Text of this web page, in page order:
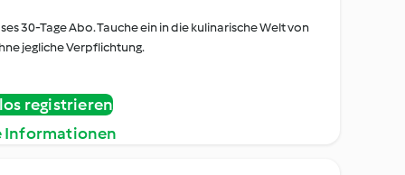
30-Tage Abo. Tauche ein in die kulinarische Welt von
jegliche Verpflichtung.
registrieren
Informationen